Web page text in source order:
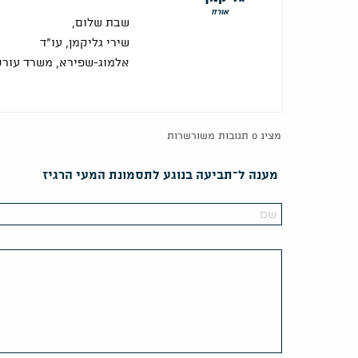
אורח
שבת שלום,
שירי גליקמן, עו"ד
אלמוג-שפירא, משרד
מציג 0 תגובות משורשרות
מענה ל־תביעה בנוגע לתסמונת המעי הרגיז